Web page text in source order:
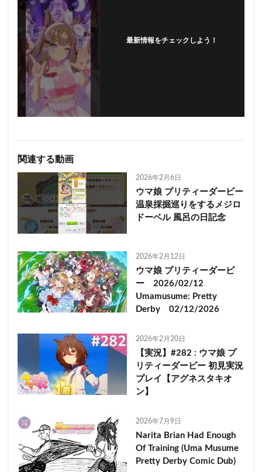
最新情報をチェックしよう！
関連する動画
2026年2月6日
ウマ娘 プリティーダービー
温泉採掘巡りをするメジロ
ドーベル 風呂の日記念
2026年2月12日
ウマ娘 プリティーダービ
ー 2026/02/12
Umamusume: Pretty
Derby 02/12/2026
2026年2月20日
【実況】#282 : ウマ娘 プ
リティーダービー 初見実況
プレイ【アグネスタキオ
ン】
2026年7月9日
Narita Brian Had Enough
Of Training (Uma Musume
Pretty Derby Comic Dub)